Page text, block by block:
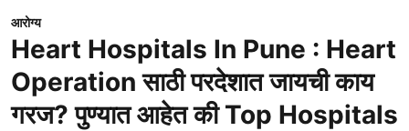
आरोग्य
Heart Hospitals In Pune : Heart
Operation साठी परदेशात जायची काय
गरज? पुण्यात आहेत की Top Hospitals